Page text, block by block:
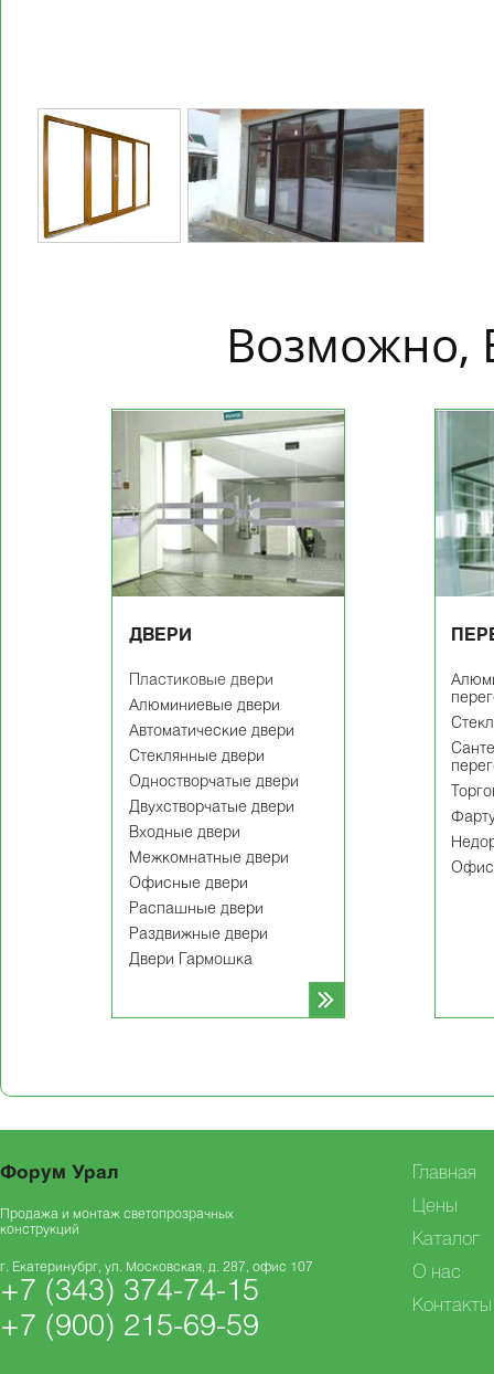
Возможно,
ДВЕРИ
Пластиковые двери
Алюминиевые двери
Автоматические двери
Стеклянные двери
Одностворчатые двери
Двухстворчатые двери
Входные двери
Межкомнатные двери
Офисные двери
Распашные двери
Раздвижные двери
Двери Гармошка
Форум Урал
Продажа и монтаж светопрозрачных
конструкций
г. Екатеринубрг, ул. Московская, д. 287, офис 107
+7 (343) 374-74-15
+7 (900) 215-69-59
Главная
Цены
Каталог
О нас
Контакты